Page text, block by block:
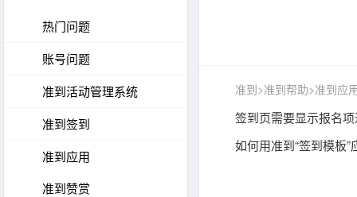
热门问题
账号问题
准到活动管理系统
准到签到
准到应用
准到赞赏
准到>准到帮助>准到应
签到页需要显示报名
如何用准到“签到模板